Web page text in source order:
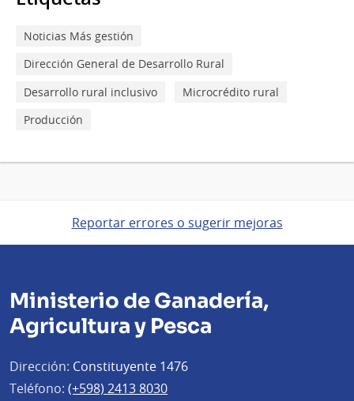
Noticias Más gestión
Dirección General de Desarrollo Rural
Desarrollo rural inclusivo
Microcrédito rural
Producción
Reportar errores o sugerir mejoras
Ministerio de Ganadería,
Agricultura y Pesca
Dirección: Constituyente 1476
Teléfono: (+598) 2413 8030